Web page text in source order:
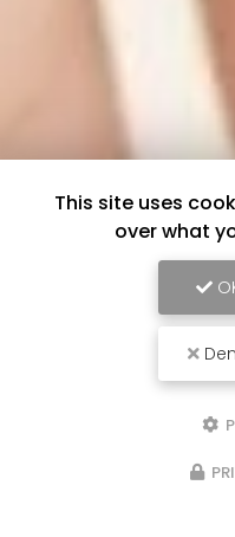
This site uses
over what